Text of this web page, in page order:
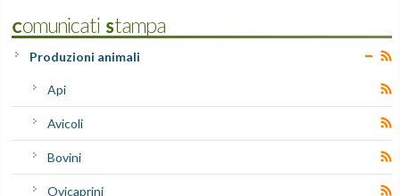
Comunicati Stampa
Produzioni animali
Api
Avicoli
Bovini
Ovicaprini